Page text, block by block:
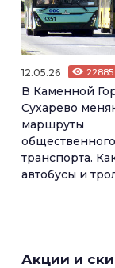
12.05.26 22885
В Каменной
Сухарево
маршруты
общественного
транспорта.
автобусы и
Акции и